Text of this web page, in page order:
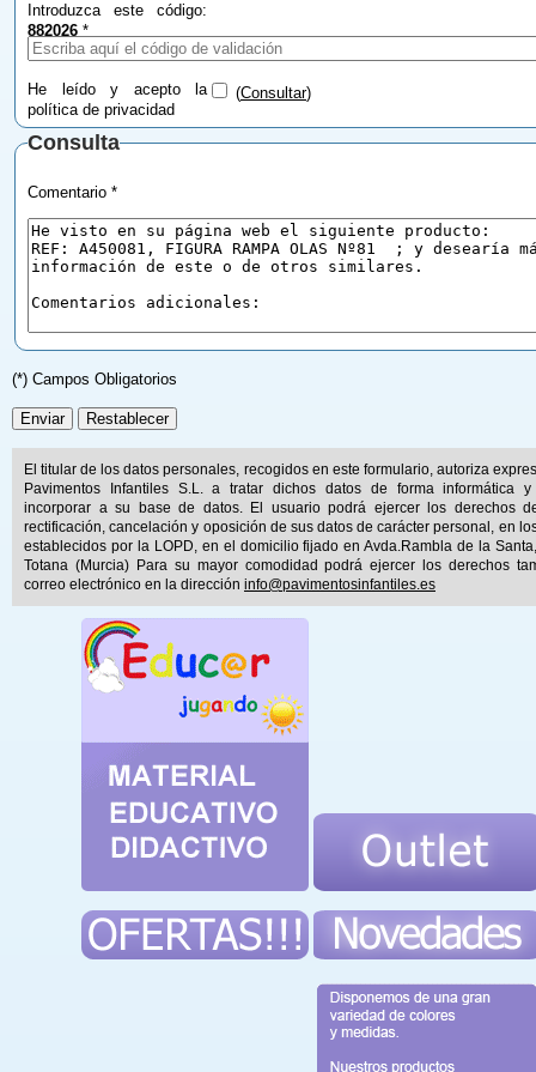
Introduzca este código:
882026 *
He leído y acepto la
política de privacidad
(Consultar)
Consulta
Comentario *
(*) Campos Obligatorios
El titular de los datos personales, recogidos en este formulario, autoriza
Pavimentos Infantiles S.L. a tratar dichos datos de forma informática y
incorporar a su base de datos. El usuario podrá ejercer los derechos
rectificación, cancelación y oposición de sus datos de carácter personal, en
establecidos por la LOPD, en el domicilio fijado en Avda.Rambla de la
Totana (Murcia) Para su mayor comodidad podrá ejercer los derechos
correo electrónico en la dirección info@pavimentosinfantiles.es